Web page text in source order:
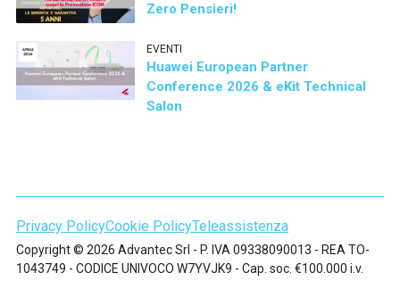
Zero Pensieri!
EVENTI
Huawei European Partner
Conference 2026 & eKit Technical
Salon
Copyright © 2026 Advantec Srl - P. IVA 09338090013 - REA TO-
1043749 - CODICE UNIVOCO W7YVJK9 - Cap. soc. €100.000 i.v.
Privacy PolicyCookie PolicyTeleassistenza